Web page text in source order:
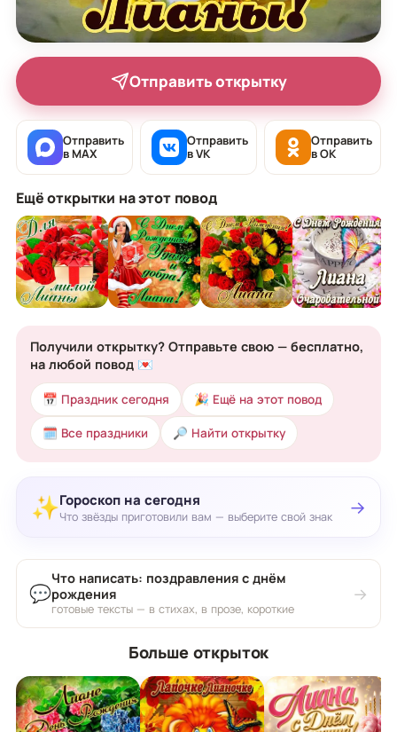
Отправить открытку
Отправить
в MAX
Отправить
в VK
Отправить
в OK
Ещё открытки на этот повод
Получили открытку? Отправьте свою — бесплатно,
на любой повод 💌
📅 Праздник сегодня 🎉 Ещё на этот повод
🗓 Все праздники 🔎 Найти открытку
✨Гороскоп на сегодня
Что звёзды приготовили вам — выберите свой знак →
💬
Что написать: поздравления с днём
рождения
готовые тексты — в стихах, в прозе, короткие
→
Больше открыток